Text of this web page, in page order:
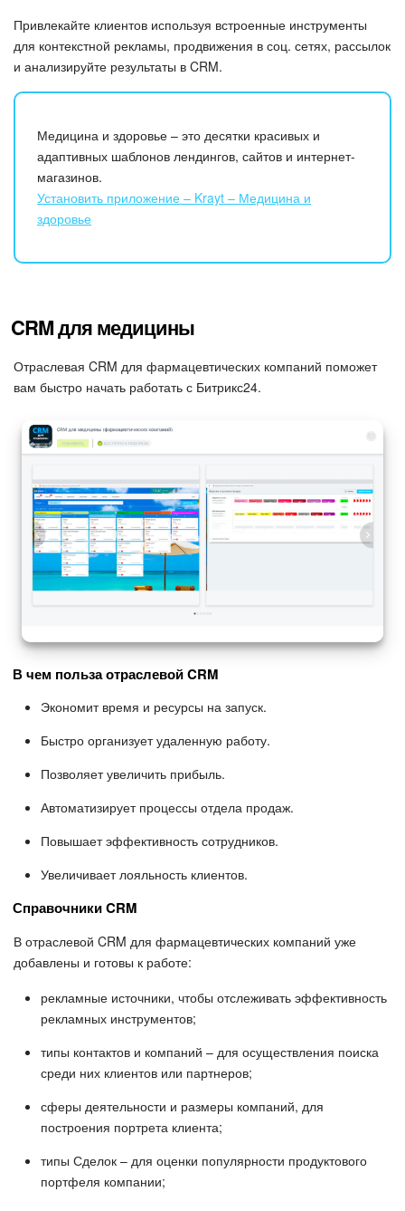
Привлекайте клиентов используя встроенные инструменты
для контекстной рекламы, продвижения в соц. сетях, рассылок
и анализируйте результаты в CRM.
Медицина и здоровье – это десятки красивых и
адаптивных шаблонов лендингов, сайтов и интернет-
магазинов.
Установить приложение – Krayt – Медицина и
здоровье
CRM для медицины
Отраслевая CRM для фармацевтических компаний поможет
вам быстро начать работать с Битрикс24.
В чем польза отраслевой CRM
Экономит время и ресурсы на запуск.
Быстро организует удаленную работу.
Позволяет увеличить прибыль.
Автоматизирует процессы отдела продаж.
Повышает эффективность сотрудников.
Увеличивает лояльность клиентов.
Справочники CRM
В отраслевой CRM для фармацевтических компаний уже
добавлены и готовы к работе:
рекламные источники, чтобы отслеживать эффективность
рекламных инструментов;
типы контактов и компаний – для осуществления поиска
среди них клиентов или партнеров;
сферы деятельности и размеры компаний, для
построения портрета клиента;
типы Сделок – для оценки популярности продуктового
портфеля компании;